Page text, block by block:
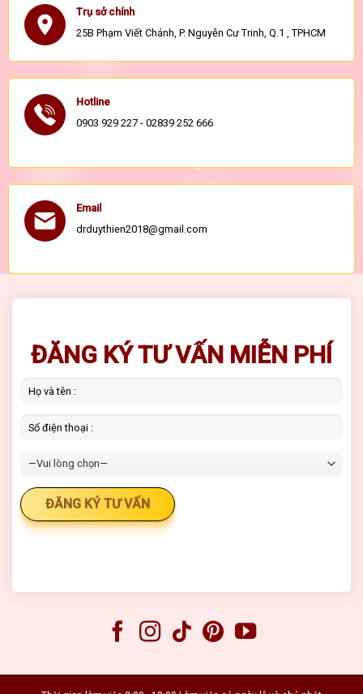
Trụ sở chính
25B Phạm Viết Chánh, P. Nguyễn Cư Trinh, Q.1 , TPHCM
Hotline
0903 929 227 - 02839 252 666
Email
drduythien2018@gmail.com
ĐĂNG KÝ TƯ VẤN MIỄN PHÍ